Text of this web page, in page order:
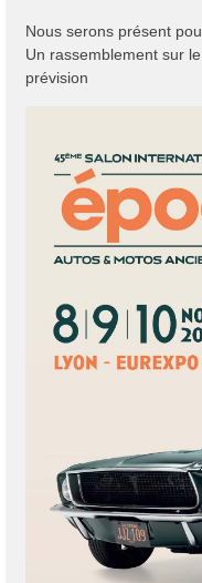
Nous serons présent
Un rassemblement sur
prévision